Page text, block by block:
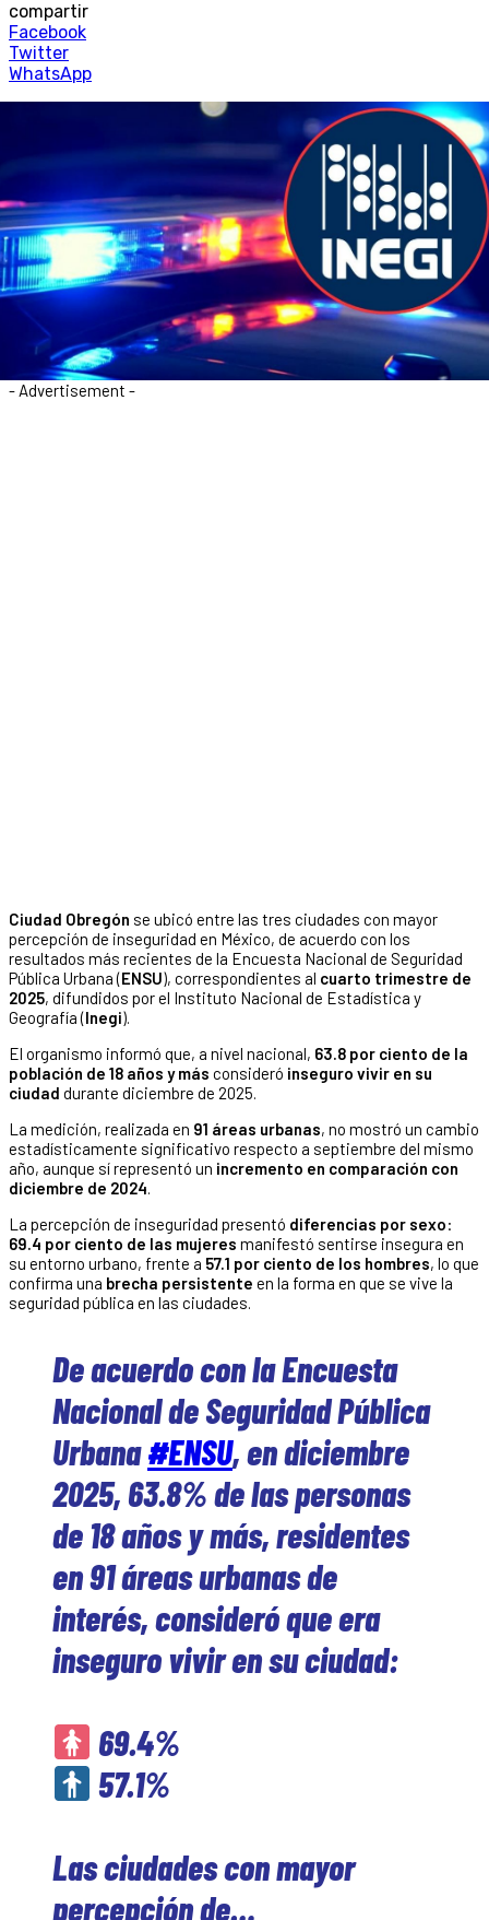
compartir
Facebook
Twitter
WhatsApp
- Advertisement -
Ciudad Obregón se ubicó entre las tres ciudades con mayor
percepción de inseguridad en México, de acuerdo con los
resultados más recientes de la Encuesta Nacional de Seguridad
Pública Urbana (ENSU), correspondientes al cuarto trimestre de
2025, difundidos por el Instituto Nacional de Estadística y
Geografía (Inegi).
El organismo informó que, a nivel nacional, 63.8 por ciento de la
población de 18 años y más consideró inseguro vivir en su
ciudad durante diciembre de 2025.
La medición, realizada en 91 áreas urbanas, no mostró un cambio
estadísticamente significativo respecto a septiembre del mismo
año, aunque sí representó un incremento en comparación con
diciembre de 2024.
La percepción de inseguridad presentó diferencias por sexo:
69.4 por ciento de las mujeres manifestó sentirse insegura en
su entorno urbano, frente a 57.1 por ciento de los hombres, lo que
confirma una brecha persistente en la forma en que se vive la
seguridad pública en las ciudades.
De acuerdo con la Encuesta
Nacional de Seguridad Pública
Urbana#ENSU, en diciembre
2025, 63.8% de las personas
de 18 años y más, residentes
en 91 áreas urbanas de
interés, consideró que era
inseguro vivir en su ciudad:
69.4%
57.1%
Las ciudades con mayor
percepción de…